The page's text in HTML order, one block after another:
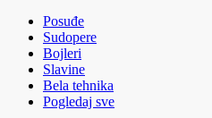
Posuđe
Sudopere
Bojleri
Slavine
Bela tehnika
Pogledaj sve